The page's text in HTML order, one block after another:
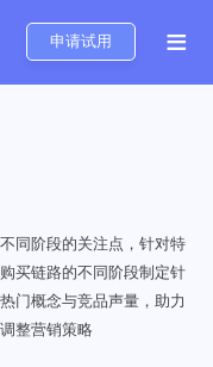
申请试用 ≡
同阶段的关注点，针对特
买链路的不同阶段制定针
门概念与竞品声量，助力
整营销策略